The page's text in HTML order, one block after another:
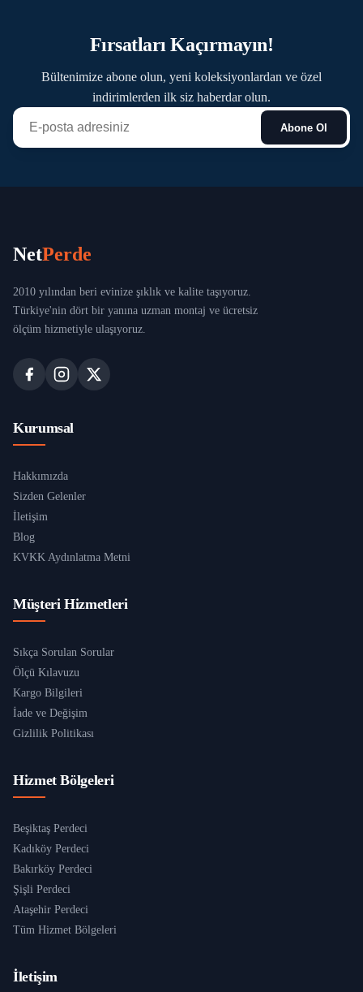
Fırsatları Kaçırmayın!
Bültenimize abone olun, yeni koleksiyonlardan ve özel
indirimlerden ilk siz haberdar olun.
Abone Ol
NetPerde
2010 yılından beri evinize şıklık ve kalite taşıyoruz.
Türkiye'nin dört bir yanına uzman montaj ve ücretsiz
ölçüm hizmetiyle ulaşıyoruz.
Kurumsal
Hakkımızda
Sizden Gelenler
İletişim
Blog
KVKK Aydınlatma Metni
Müşteri Hizmetleri
Sıkça Sorulan Sorular
Ölçü Kılavuzu
Kargo Bilgileri
İade ve Değişim
Gizlilik Politikası
Hizmet Bölgeleri
Beşiktaş Perdeci
Kadıköy Perdeci
Bakırköy Perdeci
Şişli Perdeci
Ataşehir Perdeci
Tüm Hizmet Bölgeleri
İletişim